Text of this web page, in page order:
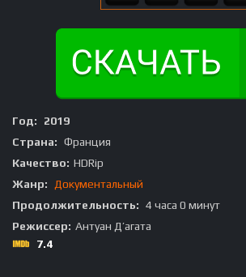
Год:
2019
Страна: Франция
Качество: HDRip
Жанр:
Документальный
Продолжительность: 4 часа 0 минут
Режиссер: Антуан Д’агата
7.4